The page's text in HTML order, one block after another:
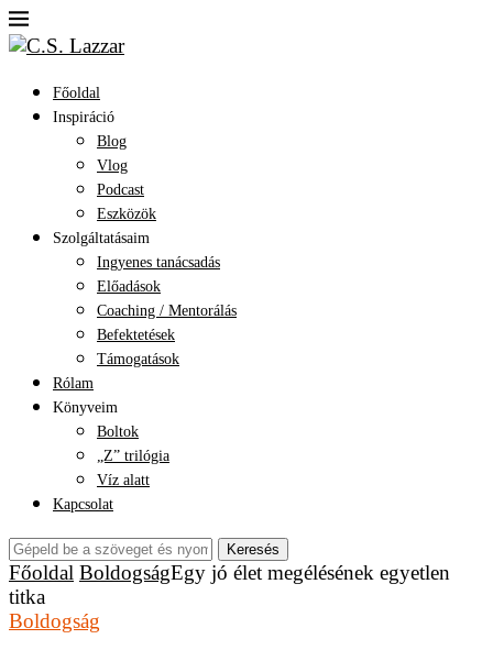
Főoldal
Inspiráció
Blog
Vlog
Podcast
Eszközök
Szolgáltatásaim
Ingyenes tanácsadás
Előadások
Coaching / Mentorálás
Befektetések
Támogatások
Rólam
Könyveim
Boltok
„Z” trilógia
Víz alatt
Kapcsolat
Keresés
Főoldal BoldogságEgy jó élet megélésének egyetlen
titka
Boldogság